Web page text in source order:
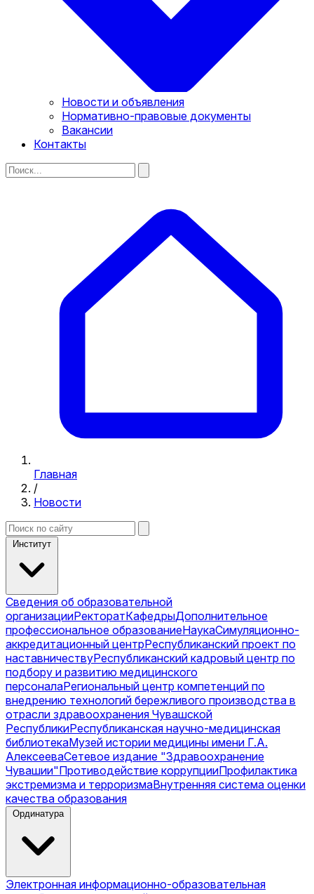
Новости и объявления
Нормативно-правовые документы
Вакансии
Контакты
Главная
/
Новости
Институт
Сведения об образовательной
организацииРекторатКафедрыДополнительное
профессиональное образованиеНаукаСимуляционно-
аккредитационный центрРеспубликанский проект по
наставничествуРеспубликанский кадровый центр по
подбору и развитию медицинского
персоналаРегиональный центр компетенций по
внедрению технологий бережливого производства в
отрасли здравоохранения Чувашской
РеспубликиРеспубликанская научно-медицинская
библиотекаМузей истории медицины имени Г.А.
АлексееваСетевое издание "Здравоохранение
Чувашии"Противодействие коррупцииПрофилактика
экстремизма и терроризмаВнутренняя система оценки
качества образования
Ординатура
Электронная информационно-образовательная